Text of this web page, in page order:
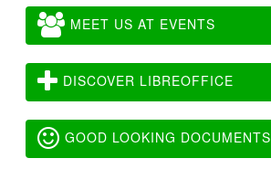
MEET US AT EVENTS
DISCOVER LIBREOFFICE
GOOD LOOKING DOCUMENTS